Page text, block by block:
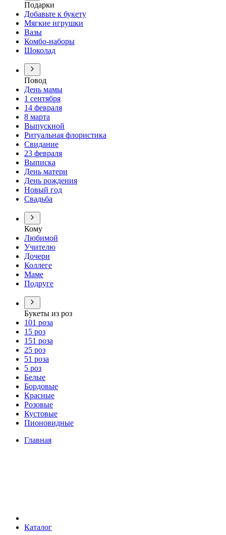
Подарки
Добавьте к букету
Мягкие игрушки
Вазы
Комбо-наборы
Шоколад
Повод
День мамы
1 сентября
14 февраля
8 марта
Выпускной
Ритуальная флористика
Свидание
23 февраля
Выписка
День матери
День рождения
Новый год
Свадьба
Кому
Любимой
Учителю
Дочери
Коллеге
Маме
Подруге
Букеты из роз
101 роза
15 роз
151 роза
25 роз
51 роза
5 роз
Белые
Бордовые
Красные
Розовые
Кустовые
Пионовидные
Главная
Каталог